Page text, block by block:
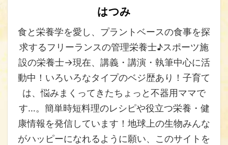
はつみ
食と栄養学を愛し、プラントベースの食事を探
求するフリーランスの管理栄養士♪スポーツ施
設の栄養士→現在、講義・講演・執筆中心に活
動中！いろいろなタイプのベジ歴あり！子育て
は、悩みまくってきたちょっと不器用ママで
す…。簡単時短料理のレシピや役立つ栄養・健
康情報を発信しています！地球上の生物みんな
がハッピーになれるように願い、このサイトを